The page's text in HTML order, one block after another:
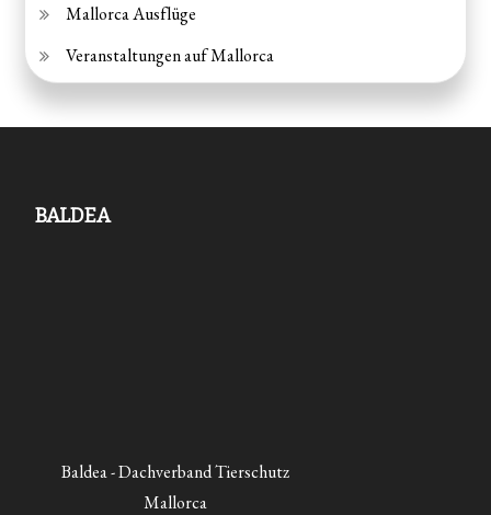
Mallorca Ausflüge
Veranstaltungen auf Mallorca
BALDEA
Baldea - Dachverband Tierschutz
Mallorca